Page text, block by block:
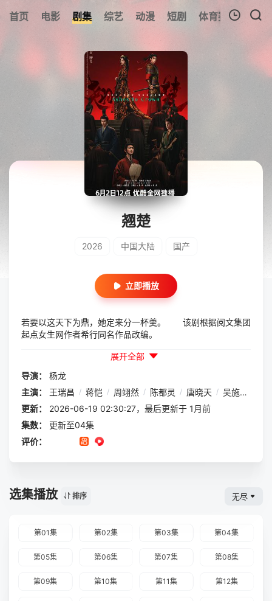
首页 电影 剧集 综艺 动漫 短剧 体育赛事 预告
暂无观看影片的记录
翘楚
2026 中国大陆 国产
立即播放
若要以这天下为鼎，她定来分一杯羹。 该剧根据阅文集团
起点女生网作者希行同名作品改编。
展开全部
导演：
杨龙
主演：
王瑞昌 / 蒋恺 / 周翊然 / 陈都灵 / 唐晓天 / 吴施乐
更新：
2026-06-19 02:30:27，最后更新于 1月前
集数：
更新至04集
评价：
选集播放 排序 无尽
第01集 第02集 第03集 第04集
第05集 第06集 第07集 第08集
第09集 第10集 第11集 第12集